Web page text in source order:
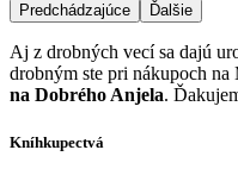
Predchádzajúce Ďalšie
Aj z drobných vecí sa dajú
drobným ste pri nákupoch na
na Dobrého Anjela.
Kníhkupectvá